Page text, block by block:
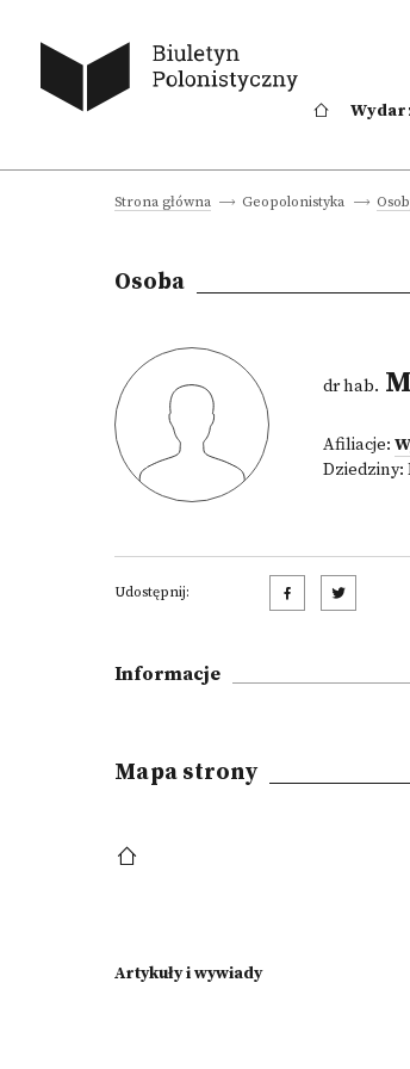
Strona główna Geopolonistyka
Osoba
dr hab.
Afiliacje:
Dziedziny:
Udostępnij:
Informacje
Mapa strony
Artykuły i wywiady